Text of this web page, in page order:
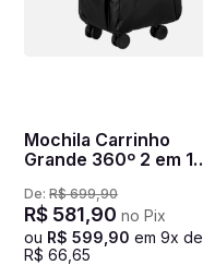
Mochila Carrinho
Grande 360º 2 em 1
Hydroblock Work -
Preto
De: R$ 699,90
R$ 581,90 no Pix
ou R$ 599 90 em 9x de
R$ 66 65